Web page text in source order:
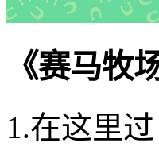
《赛马牧
1.在这里